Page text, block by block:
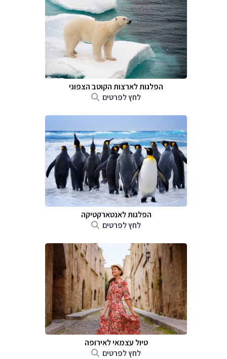
הפלגות לארצות הקוטב הצפוני
לחץ לפרטים
הפלגות לאנטארקטיקה
לחץ לפרטים
טיול עצמאי לאירופה
לחץ לפרטים